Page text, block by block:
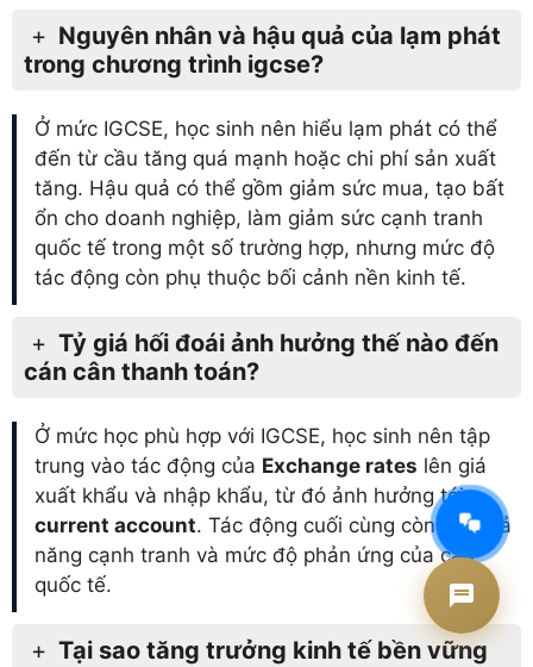
Nguyên nhân và hậu quả của lạm phát
trong chương trình igcse?
Ở mức IGCSE, học sinh nên hiểu lạm phát có thể
đến từ cầu tăng quá mạnh hoặc chi phí sản xuất
tăng. Hậu quả có thể gồm giảm sức mua, tạo bất
ổn cho doanh nghiệp, làm giảm sức cạnh tranh
quốc tế trong một số trường hợp, nhưng mức độ
tác động còn phụ thuộc bối cảnh nền kinh tế.
Tỷ giá hối đoái ảnh hưởng thế nào đến
cán cân thanh toán?
Ở mức học phù hợp với IGCSE, học sinh nên tập
trung vào tác động của Exchange rates lên giá
xuất khẩu và nhập khẩu, từ đó ảnh hưởng tới
current account. Tác động cuối cùng còn tùy khả
năng cạnh tranh và mức độ phản ứng của cầu
quốc tế.
Tại sao tăng trưởng kinh tế bền vững
AI Tư vấn Times Edu
Đang hoạt động